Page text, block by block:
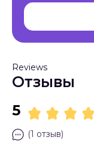
Reviews
Отзывы
5
(1 отзыв)